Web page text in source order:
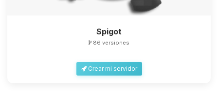
Spigot
86 versiones
Crear mi servidor